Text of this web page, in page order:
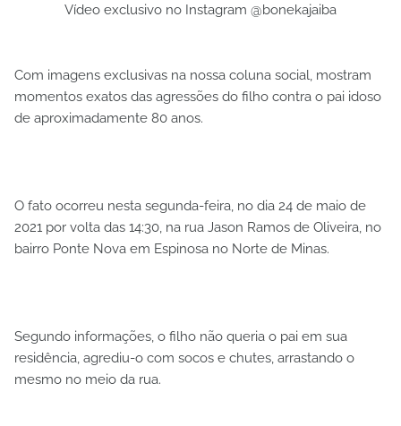
Vídeo exclusivo no Instagram @bonekajaiba
Com imagens exclusivas na nossa coluna social, mostram
momentos exatos das agressões do filho contra o pai idoso
de aproximadamente 80 anos.
O fato ocorreu nesta segunda-feira, no dia 24 de maio de
2021 por volta das 14:30, na rua Jason Ramos de Oliveira, no
bairro Ponte Nova em Espinosa no Norte de Minas.
Segundo informações, o filho não queria o pai em sua
residência, agrediu-o com socos e chutes, arrastando o
mesmo no meio da rua.